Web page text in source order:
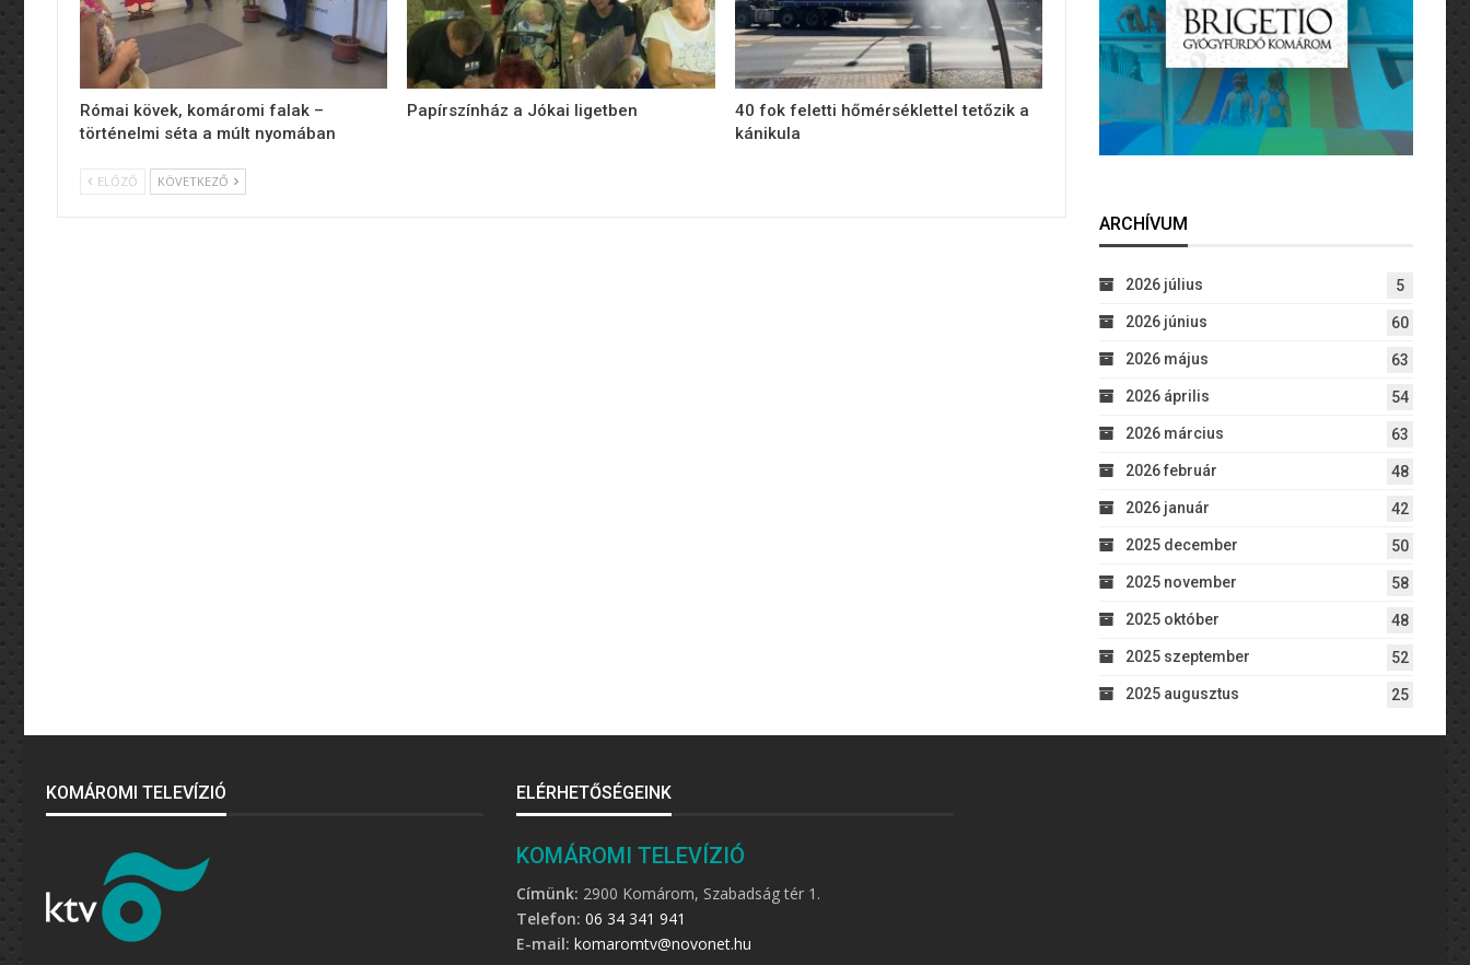
Római kövek, komáromi falak –
történelmi séta a múlt nyomában
Papírszínház a Jókai ligetben
40 fok feletti hőmérséklettel tetőzik a
kánikula
ELŐZŐ KÖVETKEZŐ
ARCHÍVUM
2026 július 5
2026 június 60
2026 május 63
2026 április 54
2026 március 63
2026 február 48
2026 január 42
2025 december 50
2025 november 58
2025 október 48
2025 szeptember 52
2025 augusztus 25
KOMÁROMI TELEVÍZIÓ ELÉRHETŐSÉGEINK
KOMÁROMI TELEVÍZIÓ
Címünk: 2900 Komárom, Szabadság tér 1.
Telefon: 06 34 341 941
E-mail: komaromtv@novonet.hu